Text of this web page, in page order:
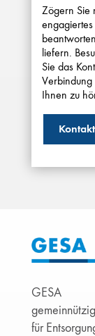
Zögern Sie
liefern.
Sie das
Ihnen zu
Kontakt
GESA
für